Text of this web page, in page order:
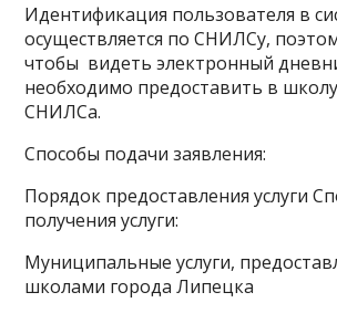
Идентификация пользователя в
осуществляется по СНИЛСу,
чтобы видеть электронный
необходимо предоставить в
СНИЛСа.
Способы подачи заявления:
Порядок предоставления услуги
получения услуги:
Муниципальные услуги,
школами города Липецка